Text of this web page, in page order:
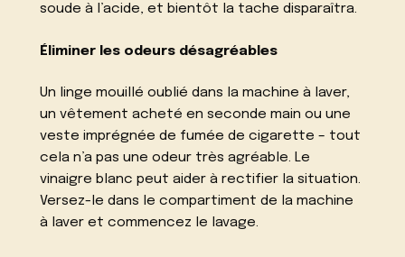
soude à l’acide, et bientôt la tache disparaîtra.
Éliminer les odeurs désagréables
Un linge mouillé oublié dans la machine à laver,
un vêtement acheté en seconde main ou une
veste imprégnée de fumée de cigarette – tout
cela n’a pas une odeur très agréable. Le
vinaigre blanc peut aider à rectifier la situation.
Versez-le dans le compartiment de la machine
à laver et commencez le lavage.